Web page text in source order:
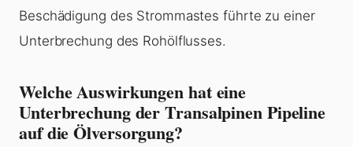
Beschädigung des Strommastes führte zu einer
Unterbrechung des Rohölflusses.
Welche Auswirkungen hat eine
Unterbrechung der Transalpinen Pipeline
auf die Ölversorgung?